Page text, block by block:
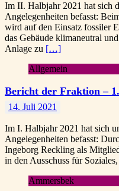
Im II. Halbjahr 2021 hat sich
Angelegenheiten befasst:
wird auf den Einsatz fossiler
das Gebäude klimaneutral
Anlage zu […]
Allgemein
Bericht der Fraktion –
14. Juli 2021
Im I. Halbjahr 2021 hat sich
Angelegenheiten befasst:
Ingeborg Reckling als
in den Ausschuss für
Ammersbek